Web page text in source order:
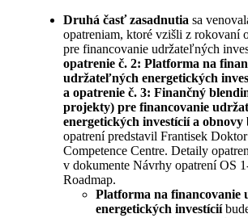
Druhá časť zasadnutia sa
opatreniam, ktoré vzišli z rokovaní
pre financovanie udržateľných
opatrenie č. 2: Platforma na
udržateľných energetických
a opatrenie č. 3: Finančný
projekty) pre financovanie
energetických investícií a obnovy
opatrení predstavil Frantisek
Competence Centre. Detaily
v dokumente Návrhy opatrení OS
Roadmap.
Platforma na financovanie
energetických investícií